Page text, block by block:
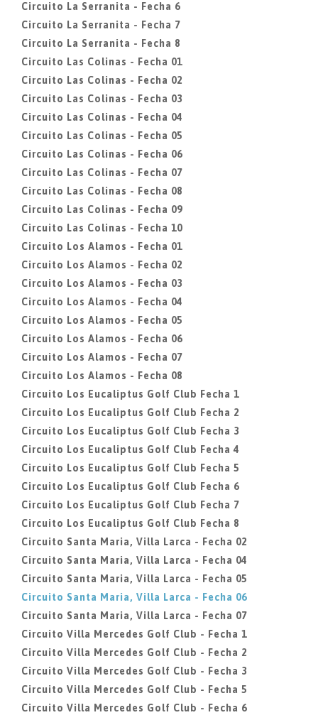
Circuito La Serranita - Fecha 6
Circuito La Serranita - Fecha 7
Circuito La Serranita - Fecha 8
Circuito Las Colinas - Fecha 01
Circuito Las Colinas - Fecha 02
Circuito Las Colinas - Fecha 03
Circuito Las Colinas - Fecha 04
Circuito Las Colinas - Fecha 05
Circuito Las Colinas - Fecha 06
Circuito Las Colinas - Fecha 07
Circuito Las Colinas - Fecha 08
Circuito Las Colinas - Fecha 09
Circuito Las Colinas - Fecha 10
Circuito Los Alamos - Fecha 01
Circuito Los Alamos - Fecha 02
Circuito Los Alamos - Fecha 03
Circuito Los Alamos - Fecha 04
Circuito Los Alamos - Fecha 05
Circuito Los Alamos - Fecha 06
Circuito Los Alamos - Fecha 07
Circuito Los Alamos - Fecha 08
Circuito Los Eucaliptus Golf Club Fecha 1
Circuito Los Eucaliptus Golf Club Fecha 2
Circuito Los Eucaliptus Golf Club Fecha 3
Circuito Los Eucaliptus Golf Club Fecha 4
Circuito Los Eucaliptus Golf Club Fecha 5
Circuito Los Eucaliptus Golf Club Fecha 6
Circuito Los Eucaliptus Golf Club Fecha 7
Circuito Los Eucaliptus Golf Club Fecha 8
Circuito Santa Maria, Villa Larca - Fecha 02
Circuito Santa Maria, Villa Larca - Fecha 04
Circuito Santa Maria, Villa Larca - Fecha 05
Circuito Santa Maria, Villa Larca - Fecha 06
Circuito Santa Maria, Villa Larca - Fecha 07
Circuito Villa Mercedes Golf Club - Fecha 1
Circuito Villa Mercedes Golf Club - Fecha 2
Circuito Villa Mercedes Golf Club - Fecha 3
Circuito Villa Mercedes Golf Club - Fecha 5
Circuito Villa Mercedes Golf Club - Fecha 6